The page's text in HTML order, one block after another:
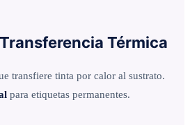
Térmica
transfiere tinta por calor al sustrato.
para etiquetas permanentes.